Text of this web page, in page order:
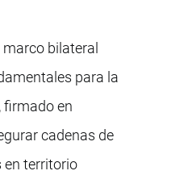
marco bilateral
para la
firmado en
cadenas de
en territorio